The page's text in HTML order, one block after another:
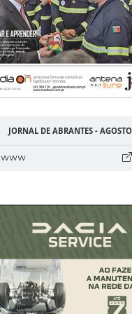
JORNAL DE ABRANTES -
www